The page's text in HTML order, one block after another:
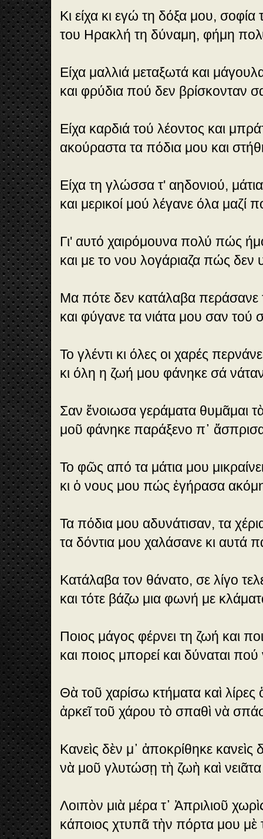
Κι είχα κι εγώ τη δόξα μου,
του Ηρακλή τη δύναμη, φήμη
Είχα μαλλιά μεταξωτά και
και φρύδια πού δεν βρίσκονταν
Είχα καρδιά τού λέοντος και
ακούραστα τα πόδια μου και
Είχα τη γλώσσα τ' αηδονιού,
και μερικοί μού λέγανε όλα μαζί
Γι' αυτό χαιρόμουνα πολύ πώς
και με το νου λογάριαζα πώς δεν
Μα πότε δεν κατάλαβα περάσανε
και φύγανε τα νιάτα μου σαν τού
Το γλέντι κι όλες οι χαρές
κι όλη η ζωή μου φάνηκε σά
Σαν ἔνοιωσα γεράματα θυμᾶμαι
μοῦ φάνηκε παράξενο π᾿
Το φῶς από τα μάτια μου
κι ὁ νους μου πώς ἐγήρασα ακόμη
Τα πόδια μου αδυνάτισαν, τα
τα δόντια μου χαλάσανε κι αυτά
Κατάλαβα τον θάνατο, σε λίγο
και τότε βάζω μια φωνή με
Ποιος μάγος φέρνει τη ζωή και
και ποιος μπορεί και δύναται
Θὰ τοῦ χαρίσω κτήματα καὶ λίρες
ἀρκεῖ τοῦ χάρου τὸ σπαθὶ νὰ
Κανεὶς δὲν μ᾿ ἀποκρίθηκε κανεὶς
νὰ μοῦ γλυτώσῃ τὴ ζωὴ καὶ
Λοιπὸν μιὰ μέρα τ᾿ Ἀπριλιοῦ
κάποιος χτυπᾶ τὴν πόρτα μου μὲ